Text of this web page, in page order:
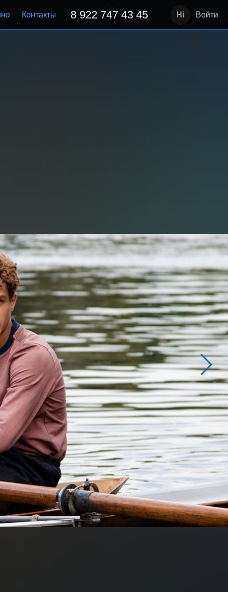
Контакты 8 922 747 43 45 Войти